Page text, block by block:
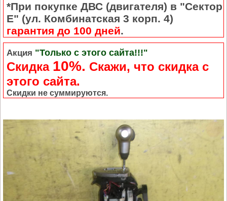
*При покупке ДВС (двигателя) в "Сектор
Е" (ул. Комбинатская 3 корп. 4)
гарантия до 100 дней.
Акция "Только с этого сайта!!!"
Скидка 10%. Cкажи, что скидка с
этого сайта.
Скидки не суммируются.